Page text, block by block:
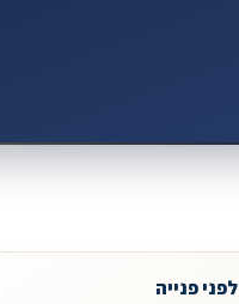
פנייה